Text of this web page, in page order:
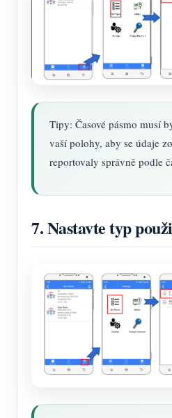
Tipy: Časové pásmo musí
vaší polohy, aby se údaje
reportovaly správně podle
7. Nastavte typ